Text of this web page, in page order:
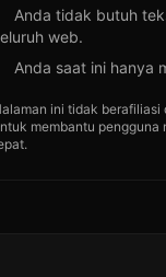
Anda tidak butuh
web.
Anda saat ini hanya
ini tidak berafiliasi
membantu pengguna